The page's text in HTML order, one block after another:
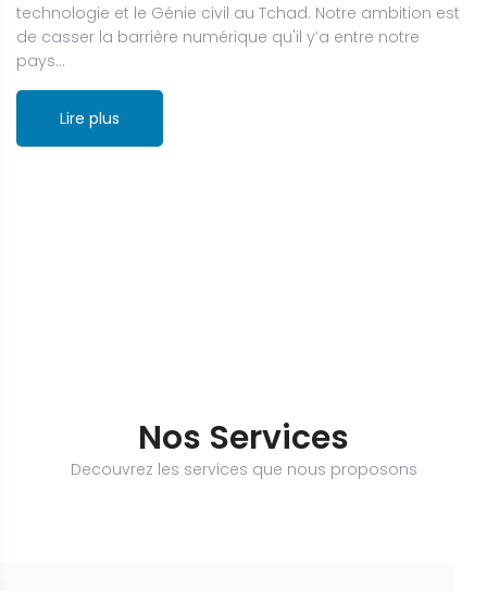
technologie et le Génie civil au Tchad. Notre ambition est
de casser la barrière numérique qu'il y’a entre notre
pays...
Lire plus
Nos Services
Decouvrez les services que nous proposons